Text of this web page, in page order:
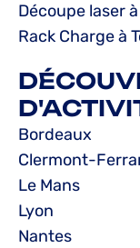
Découpe laser
Rack Charge à
Bordeaux
Clermont-
Le Mans
Lyon
Nantes